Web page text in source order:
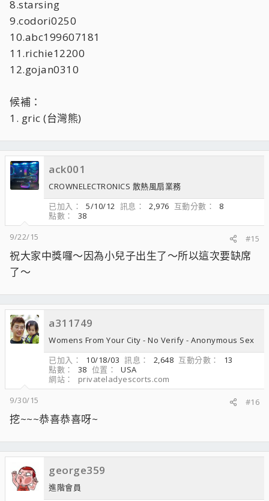
8.starsing
9.codori0250
10.abc199607181
11.richie12200
12.gojan0310
候補：
1. gric (台灣熊)
ack001
CROWNELECTRONICS 散熱風扇業務
已加入
5/10/12 訊息 2,976 互動分數
8
點數
38
9/22/15
#15
祝大家中獎囉～因為小兒子出生了～所以這次要缺席
了～
a311749
Womens From Your City - No Verify - Anonymous Sex
已加入
10/18/03 訊息 2,648 互動分數
13
點數
38 位置
USA
網站
privateladyescorts.com
9/30/15
#16
挖~~~恭喜恭喜呀~
george359
進階會員